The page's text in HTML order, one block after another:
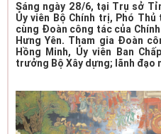
Sáng ngày 28/6, tại Trụ sở
Ủy viên Bộ Chính trị, Phó
cùng Đoàn công tác của
Hưng Yên. Tham gia Đoàn
Hồng Minh, Ủy viên Ban
trưởng Bộ Xây dựng; lãnh đạo